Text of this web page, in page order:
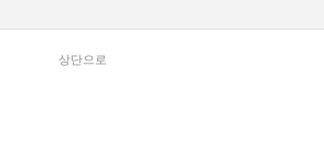
상단으로